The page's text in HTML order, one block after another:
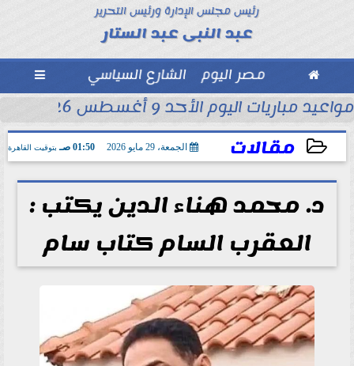
رئيس مجلس الإدارة ورئيس التحرير
عبد النبى عبد الستار
 مصر اليوم الشارع السياسي 
شريف...
مواعيد مباريات اليوم الأحد 9 أغسطس 2026
مقالات الجمعة، 29 مايو 2026 01:50 صـ بتوقيت القاهرة
2026-05-29 01:50:34
د. محمد هناء الدين يكتب :
العقرب السام كتاب سام